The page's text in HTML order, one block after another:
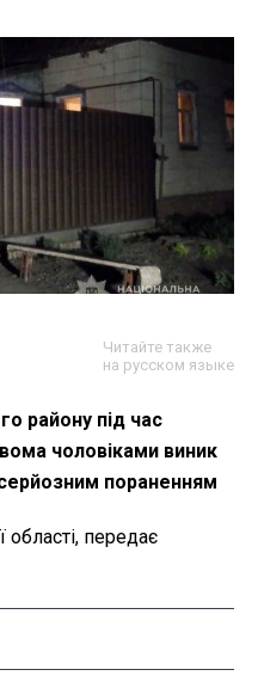
Читайте также
на русском языке
району під час
чоловіками виник
пораненням
області, передає